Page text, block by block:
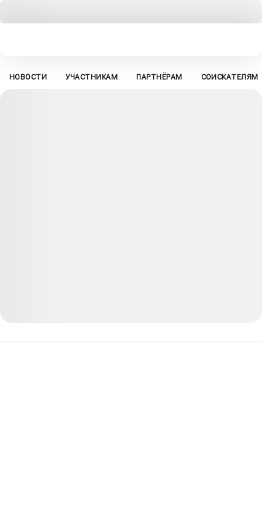
НОВОСТИ УЧАСТНИКАМ ПАРТНЁРАМ СОИСКАТЕЛЯМ